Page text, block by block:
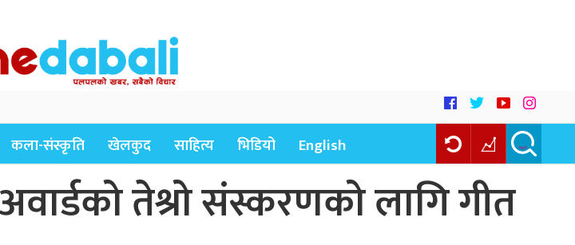
कला-संस्कृति खेलकुद साहित्य भिडियो English
तेश्रो संस्करणको लागि गीत